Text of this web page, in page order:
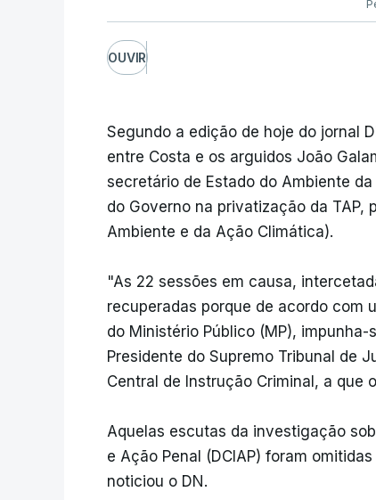
OUVIR
Segundo a edição de hoje do jornal
entre Costa e os arguidos João
secretário de Estado do Ambiente
do Governo na privatização da TAP,
Ambiente e da Ação Climática).
"As 22 sessões em causa,
recuperadas porque de acordo com
do Ministério Público (MP),
Presidente do Supremo Tribunal de
Central de Instrução Criminal, a que
Aquelas escutas da investigação
e Ação Penal (DCIAP) foram
noticiou o DN.